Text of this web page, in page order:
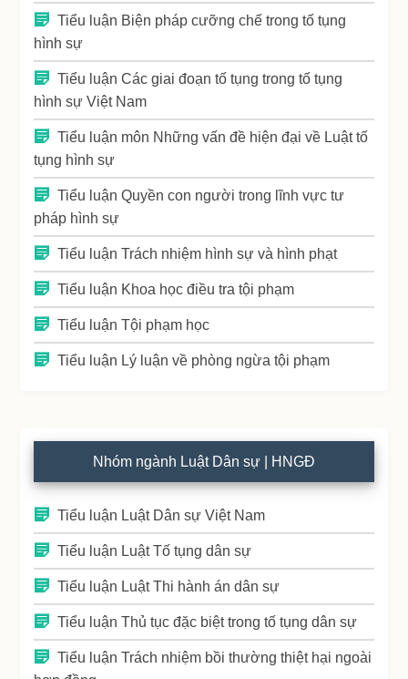
Tiểu luận Biện pháp cưỡng chế trong tố tụng
hình sự
Tiểu luận Các giai đoạn tố tụng trong tố tụng
hình sự Việt Nam
Tiểu luận môn Những vấn đề hiện đại về Luật tố
tụng hình sự
Tiểu luận Quyền con người trong lĩnh vực tư
pháp hình sự
Tiểu luận Trách nhiệm hình sự và hình phạt
Tiểu luận Khoa học điều tra tội phạm
Tiểu luận Tội phạm học
Tiểu luận Lý luận về phòng ngừa tội phạm
Nhóm ngành Luật Dân sự | HNGĐ
Tiểu luận Luật Dân sự Việt Nam
Tiểu luận Luật Tố tụng dân sự
Tiểu luận Luật Thi hành án dân sự
Tiểu luận Thủ tục đặc biệt trong tố tụng dân sự
Tiểu luận Trách nhiệm bồi thường thiệt hại ngoài